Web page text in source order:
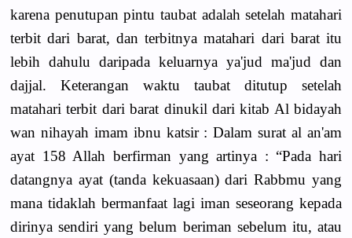
karena penutupan pintu taubat adalah setelah matahari
terbit dari barat, dan terbitnya matahari dari barat itu
lebih dahulu daripada keluarnya ya'jud ma'jud dan
dajjal. Keterangan waktu taubat ditutup setelah
matahari terbit dari barat dinukil dari kitab Al bidayah
wan nihayah imam ibnu katsir : Dalam surat al an'am
ayat 158 Allah berfirman yang artinya : “Pada hari
datangnya ayat (tanda kekuasaan) dari Rabbmu yang
mana tidaklah bermanfaat lagi iman seseorang kepada
dirinya sendiri yang belum beriman sebelum itu, atau